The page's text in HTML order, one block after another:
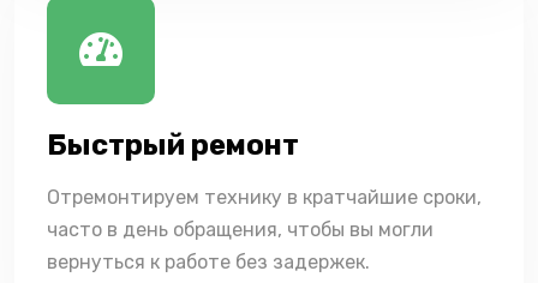
Быстрый ремонт
Отремонтируем технику в кратчайшие сроки,
часто в день обращения, чтобы вы могли
вернуться к работе без задержек.